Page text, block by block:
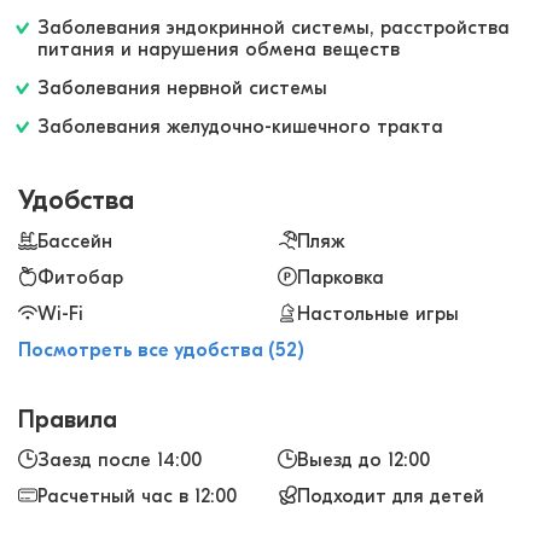
восторге!
Заболевания эндокринной системы, расстройства
питания и нарушения обмена веществ
Заболевания нервной системы
Заболевания желудочно-кишечного тракта
Удобства
Бассейн
Пляж
Фитобар
Парковка
Wi-Fi
Настольные игры
Посмотреть все удобства (52)
Правила
Заезд после 14:00
Выезд до 12:00
Расчетный час в 12:00
Подходит для детей